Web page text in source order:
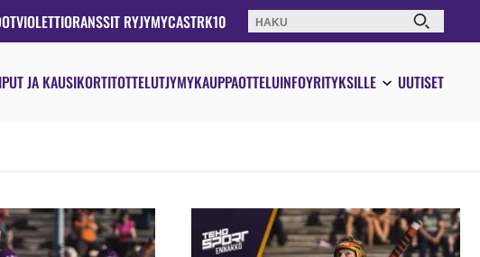
VIOLETTIORANSSIT RYJYMYCASTRK10 Haku:
JA KAUSIKORTITOTTELUTJYMYKAUPPAOTTELUINFOYRITYKSILLE UUTISET